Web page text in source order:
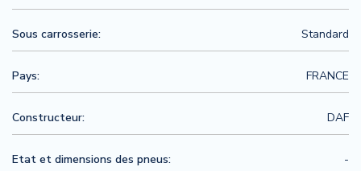
Sous carrosserie: Standard
Pays: FRANCE
Constructeur: DAF
Etat et dimensions des pneus: -